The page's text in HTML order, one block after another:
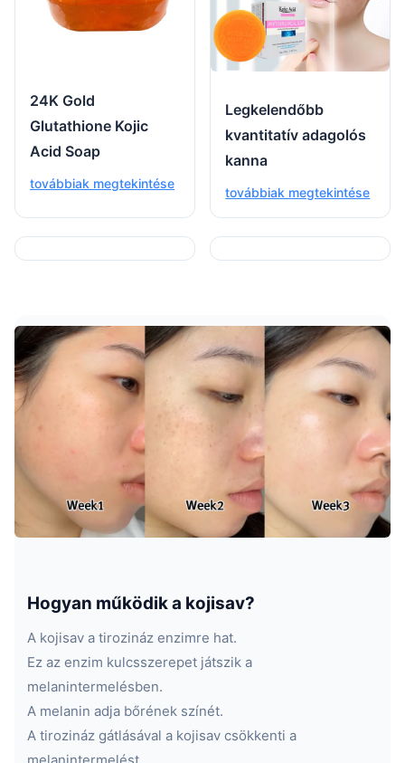
24K Gold
Glutathione Kojic
Acid Soap
továbbiak megtekintése
Legkelendőbb
kvantitatív adagolós
kanna
továbbiak megtekintése
Hogyan működik a kojisav?
A kojisav a tirozináz enzimre hat.
Ez az enzim kulcsszerepet játszik a
melanintermelésben.
A melanin adja bőrének színét.
A tirozináz gátlásával a kojisav csökkenti a